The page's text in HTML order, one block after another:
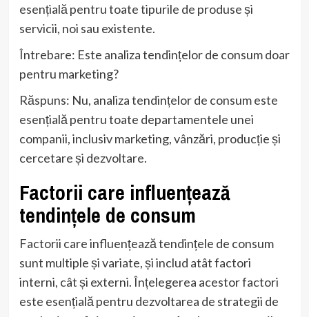
esențială pentru toate tipurile de produse și
servicii, noi sau existente.
Întrebare: Este analiza tendințelor de consum doar
pentru marketing?
Răspuns: Nu, analiza tendințelor de consum este
esențială pentru toate departamentele unei
companii, inclusiv marketing, vânzări, producție și
cercetare și dezvoltare.
Factorii care influențează
tendințele de consum
Factorii care influențează tendințele de consum
sunt multiple și variate, și includ atât factori
interni, cât și externi. Înțelegerea acestor factori
este esențială pentru dezvoltarea de strategii de